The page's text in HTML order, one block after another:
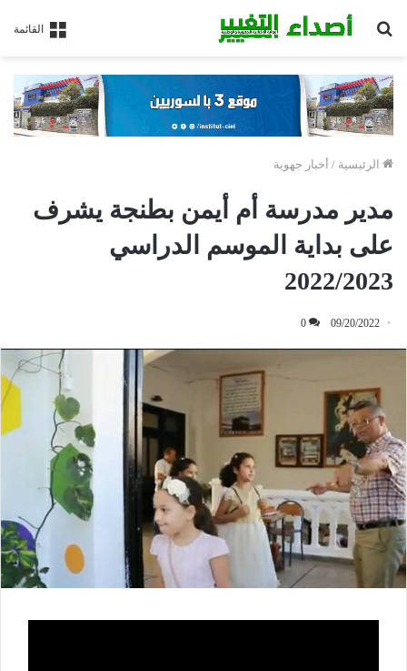
القائمة
الرئيسية / أخبار جهوية
مدير مدرسة أم أيمن بطنجة يشرف
على بداية الموسم الدراسي
2022/2023
09/20/2022
0